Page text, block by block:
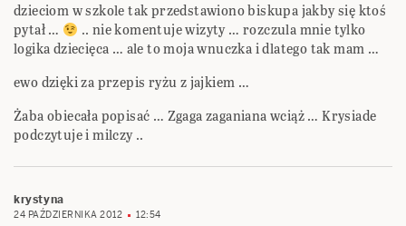
dzieciom w szkole tak przedstawiono biskupa jakby się ktoś
pytał …
.. nie komentuje wizyty … rozczula mnie tylko
logika dziecięca … ale to moja wnuczka i dlatego tak mam …
ewo dzięki za przepis ryżu z jajkiem …
Żaba obiecała popisać … Zgaga zaganiana wciąż … Krysiade
podczytuje i milczy ..
krystyna
24 PAŹDZIERNIKA 2012 12:54